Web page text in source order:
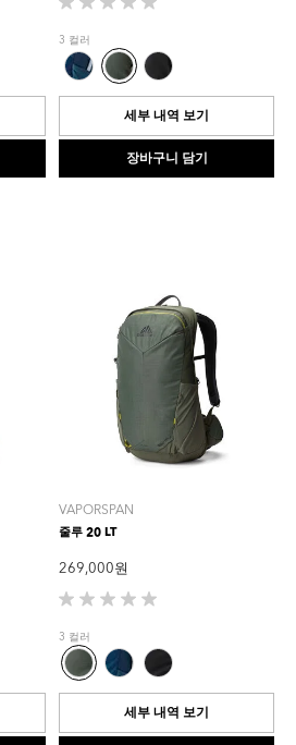
별
5
개
중
0.0
입
다.
3 컬러
세부 내역 보기
장바구니 담기
VAPORSPAN
줄루 20 LT
269,000 원
별
5
개
중
0.0
입
3 컬러
세부 내역 보기